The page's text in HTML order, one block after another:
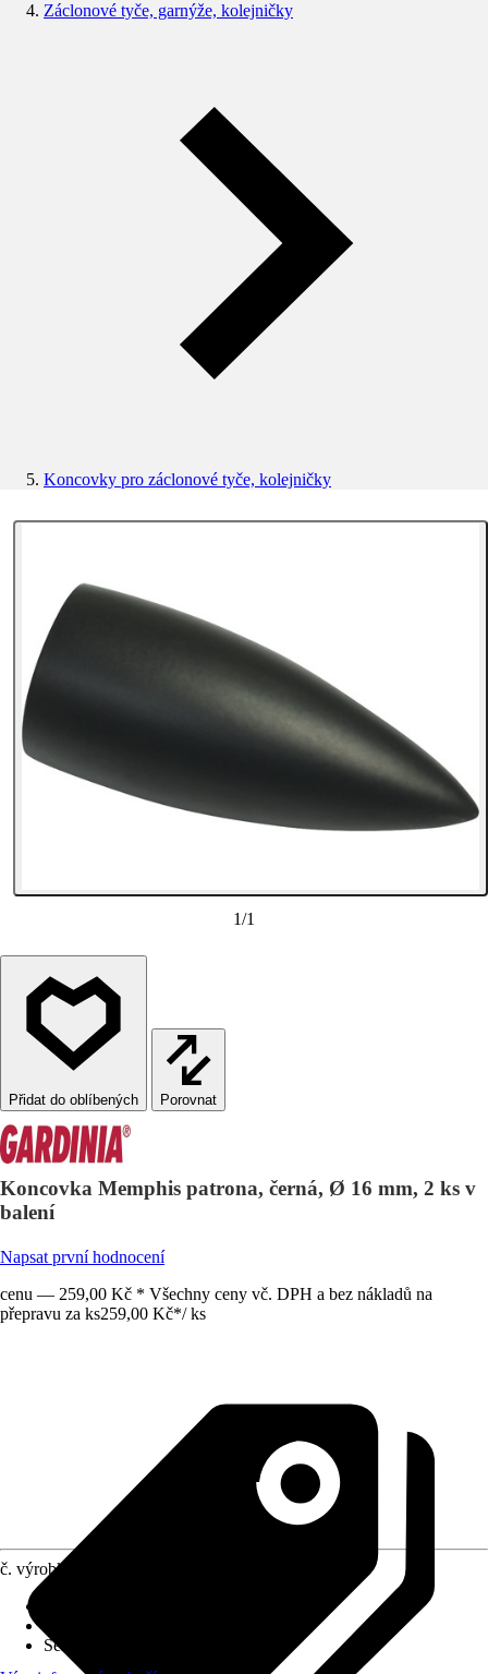
Záclonové tyče, garnýže, kolejničky
Koncovky pro záclonové tyče, kolejničky
1/1
Porovnat
Koncovka Memphis patrona, černá, Ø 16 mm, 2 ks v
balení
Napsat první hodnocení
cenu — 259,00 Kč * Všechny ceny vč. DPH a bez nákladů na
přepravu za ks259,00 Kč*/ ks
č. výrobku
Série